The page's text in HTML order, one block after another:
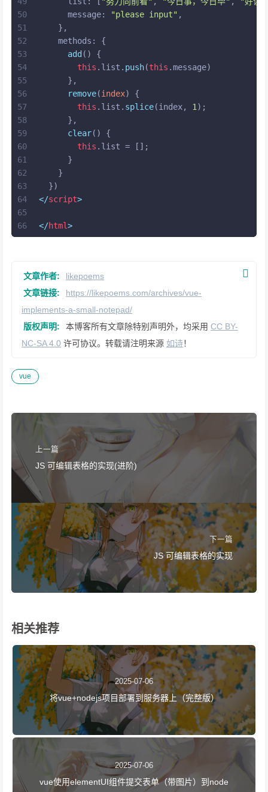
50
51
52
53
54
55
56
57
58
59
60
61
62
63
64
65
66
message: "please input" ,
    },
methods : {
add ( ) {
this . list . push(this .message)
      },
remove(index) {
this . list . splice(index, 1 );
      },
clear( ) {
this . list = [];
      }
    }
  })
</script>
</html>
文章作者:
likepoems
文章链接:
https://likepoems.com/archives/vue-
implements-a-small-notepad/
版权声明:
本博客所有文章除特别声明外，均采用 CC BY-
NC-SA 4.0 许可协议。转载请注明来源 如诗！
vue
上一篇
JS 可编辑表格的实现(进阶)
下一篇
JS 可编辑表格的实现
相关推荐
2025-07-06
将vue+nodejs项目部署到服务器上（完整版）
2025-07-06
vue使用elementUI组件提交表单（带图片）到node